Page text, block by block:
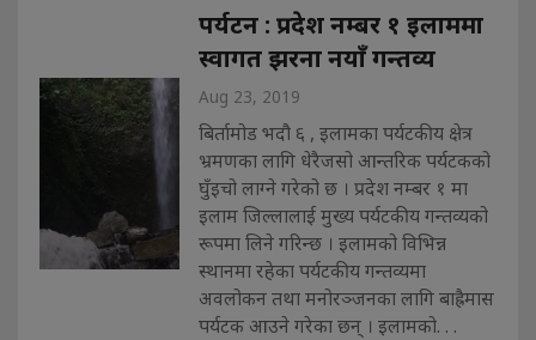
पर्यटन : प्रदेश नम्बर १ इलाममा
स्वागत झरना नयाँ गन्तव्य
Aug 23, 2019
बिर्तामोड भदौ ६ , इलामका पर्यटकीय क्षेत्र
भ्रमणका लागि धेरैजसो आन्तरिक पर्यटकको
घुँइचो लाग्ने गरेको छ । प्रदेश नम्बर १ मा
इलाम जिल्लालाई मुख्य पर्यटकीय गन्तव्यको
रूपमा लिने गरिन्छ । इलामको विभिन्न
स्थानमा रहेका पर्यटकीय गन्तव्यमा
अवलोकन तथा मनोरञ्जनका लागि बाह्रैमास
पर्यटक आउने गरेका छन् । इलामको. . .